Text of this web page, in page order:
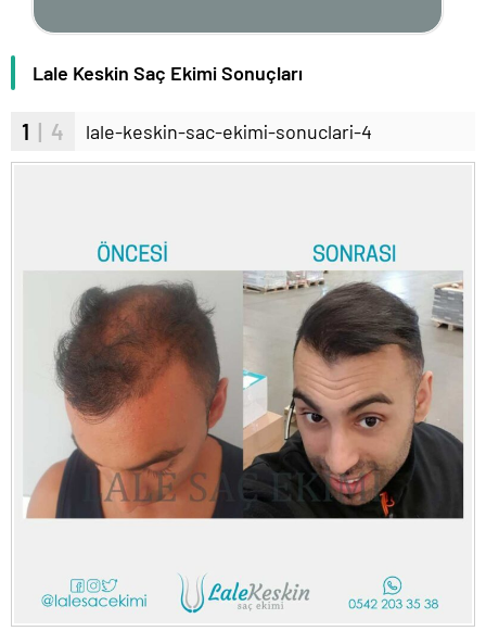
Lale Keskin Saç Ekimi Sonuçları
1 | 4 lale-keskin-sac-ekimi-sonuclari-4